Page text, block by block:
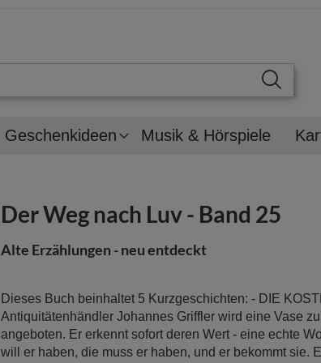
Geschenkideen Musik & Hörspiele
Der Weg nach Luv - Band 25
Alte Erzählungen - neu entdeckt
Dieses Buch beinhaltet 5 Kurzgeschichten: - DIE
Antiquitätenhändler Johannes Griffler wird eine Vase
angeboten. Er erkennt sofort deren Wert - eine echte
will er haben, die muss er haben, und er bekommt sie.